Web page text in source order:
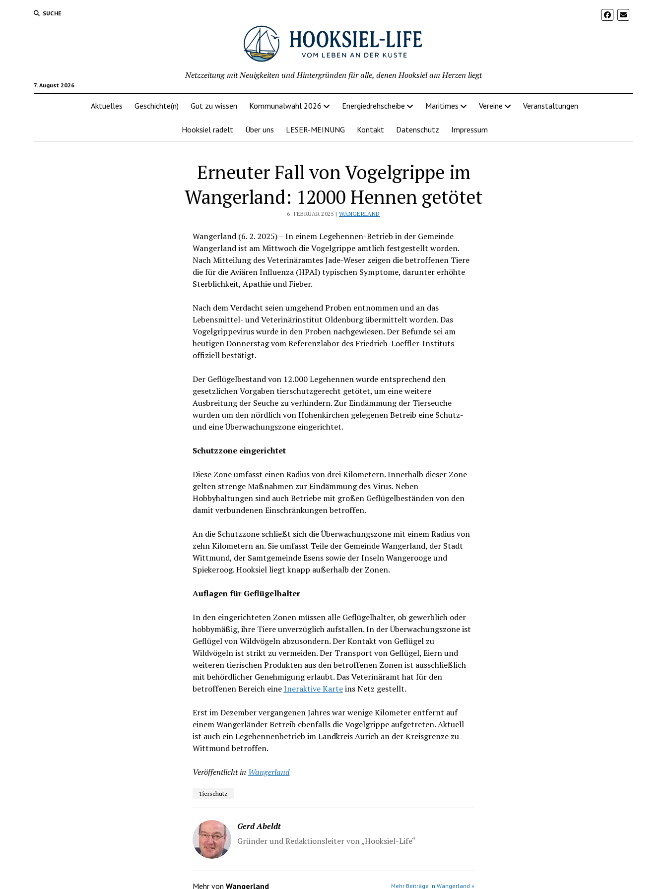
SUCHE
7. August 2026
Netzzeitung mit Neuigkeiten und Hintergründen für alle, denen Hooksiel am Herzen liegt
Aktuelles Geschichte(n) Gut zu wissen Kommunalwahl 2026 Energiedrehscheibe Maritimes Vereine Veranstaltungen
Hooksiel radelt Über uns LESER-MEINUNG Kontakt Datenschutz Impressum
Erneuter Fall von Vogelgrippe im
Wangerland: 12000 Hennen getötet
6. FEBRUAR 2025 | WANGERLAND
Wangerland (6. 2. 2025) – In einem Legehennen-Betrieb in der Gemeinde
Wangerland ist am Mittwoch die Vogelgrippe amtlich festgestellt worden.
Nach Mitteilung des Veterinäramtes Jade-Weser zeigen die betroffenen Tiere
die für die Aviären Influenza (HPAI) typischen Symptome, darunter erhöhte
Sterblichkeit, Apathie und Fieber.
Nach dem Verdacht seien umgehend Proben entnommen und an das
Lebensmittel- und Veterinärinstitut Oldenburg übermittelt worden. Das
Vogelgrippevirus wurde in den Proben nachgewiesen. Der Befunde sei am
heutigen Donnerstag vom Referenzlabor des Friedrich-Loeffler-Instituts
offiziell bestätigt.
Der Geflügelbestand von 12.000 Legehennen wurde entsprechend den
gesetzlichen Vorgaben tierschutzgerecht getötet, um eine weitere
Ausbreitung der Seuche zu verhindern. Zur Eindämmung der Tierseuche
wurden um den nördlich von Hohenkirchen gelegenen Betreib eine Schutz-
und eine Überwachungszone eingerichtet.
Schutzzone eingerichtet
Diese Zone umfasst einen Radius von drei Kilometern. Innerhalb dieser Zone
gelten strenge Maßnahmen zur Eindämmung des Virus. Neben
Hobbyhaltungen sind auch Betriebe mit großen Geflügelbeständen von den
damit verbundenen Einschränkungen betroffen.
An die Schutzzone schließt sich die Überwachungszone mit einem Radius von
zehn Kilometern an. Sie umfasst Teile der Gemeinde Wangerland, der Stadt
Wittmund, der Samtgemeinde Esens sowie der Inseln Wangerooge und
Spiekeroog. Hooksiel liegt knapp außerhalb der Zonen.
Auflagen für Geflügelhalter
In den eingerichteten Zonen müssen alle Geflügelhalter, ob gewerblich oder
hobbymäßig, ihre Tiere unverzüglich aufstallen. In der Überwachungszone ist
Geflügel von Wildvögeln abzusondern. Der Kontakt von Geflügel zu
Wildvögeln ist strikt zu vermeiden. Der Transport von Geflügel, Eiern und
weiteren tierischen Produkten aus den betroffenen Zonen ist ausschließlich
mit behördlicher Genehmigung erlaubt. Das Veterinäramt hat für den
betroffenen Bereich eineIneraktive Karteins Netz gestellt.
Erst im Dezember vergangenen Jahres war wenige Kilometer entfernt auf
einem Wangerländer Betreib ebenfalls die Vogelgrippe aufgetreten. Aktuell
ist auch ein Legehennenbetrieb im Landkreis Aurich an der Kreisgrenze zu
Wittmund betroffen.
Veröffentlicht in Wangerland
Tierschutz
Gerd Abeldt
Gründer und Redaktionsleiter von „Hooksiel-Life“
Mehr von Wangerland Mehr Beiträge in Wangerland »